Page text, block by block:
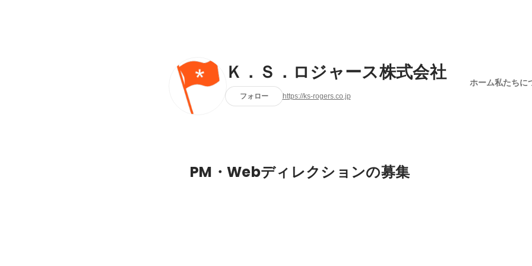
Ｋ．Ｓ．ロジャース株式会社
フォロー https://ks-rogers.co.jp
ホーム私たちに
PM・Webディレクションの募集